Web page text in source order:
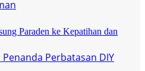
Paraden ke Kepatihan dan